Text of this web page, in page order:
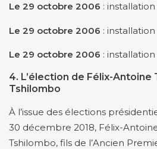
Le 29 octobre 2006 :
Le 29 octobre 2006 :
Le 29 octobre 2006 :
4. L’élection de Félix-Antoine
Tshilombo
À l’issue des élections
30 décembre 2018, Félix-
Tshilombo, fils de l’Ancien